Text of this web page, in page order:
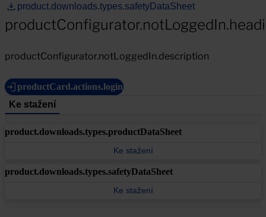
product.downloads.types.safetyDataSheet
productConfigurator.notLoggedIn.description
productCard.actions.login
Ke stažení
product.downloads.types.productDataSheet
Ke stažení
product.downloads.types.safetyDataSheet
Ke stažení